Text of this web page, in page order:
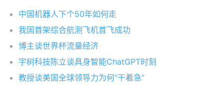
中国机器人下个50年如何走
我国首架综合航测飞机首飞成功
博主谈世界杯流量经济
宇树科技陈立谈具身智能ChatGPT时刻
教授谈美国全球领导力为何“干着急”